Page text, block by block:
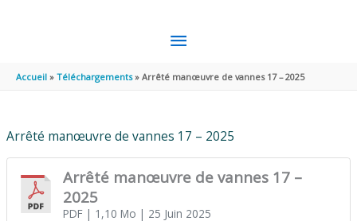
MENU
PRINCIPAL
Accueil Téléchargements Arrêté manœuvre de vannes 17 – 2025
Arrêté manœuvre de vannes 17 – 2025
Arrêté manœuvre de vannes 17 –
2025
PDF| 1,10 Mo | 25 Juin 2025